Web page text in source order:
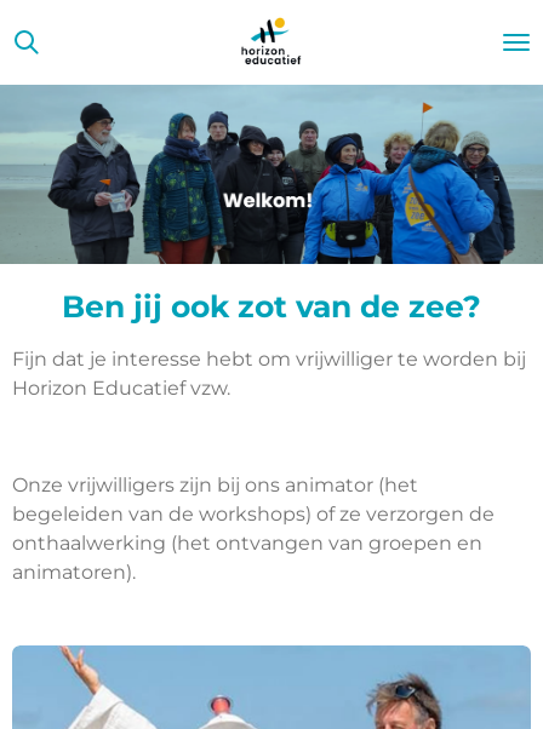
direct
naar
hoofdinhoud
Ben jij ook zot van de zee?
Fijn dat je interesse hebt om vrijwilliger te worden bij
Horizon Educatief vzw.
Onze vrijwilligers zijn bij ons animator (het
begeleiden van de workshops) of ze verzorgen de
onthaalwerking (het ontvangen van groepen en
animatoren).